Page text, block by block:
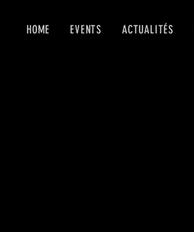
HOME EVENTS ACTUALITÉS